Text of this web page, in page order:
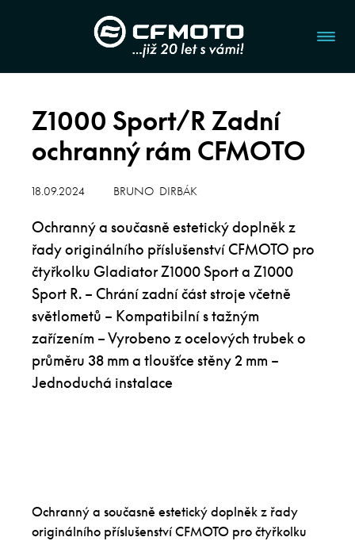
Z1000 Sport/R Zadní
ochranný rám CFMOTO
18.09.2024 BRUNO DIRBÁK
Ochranný a současně estetický doplněk z
řady originálního příslušenství CFMOTO pro
čtyřkolku Gladiator Z1000 Sport a Z1000
Sport R. – Chrání zadní část stroje včetně
světlometů – Kompatibilní s tažným
zařízením – Vyrobeno z ocelových trubek o
průměru 38 mm a tloušťce stěny 2 mm –
Jednoduchá instalace
Ochranný a současně estetický doplněk z řady
originálního příslušenství CFMOTO pro čtyřkolku